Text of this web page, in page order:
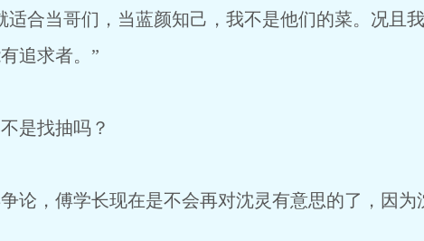
适合当哥们，当蓝颜知己，我不是他们的菜。况且
追求者。”
是找抽吗？
论，傅学长现在是不会再对沈灵有意思的了，因为